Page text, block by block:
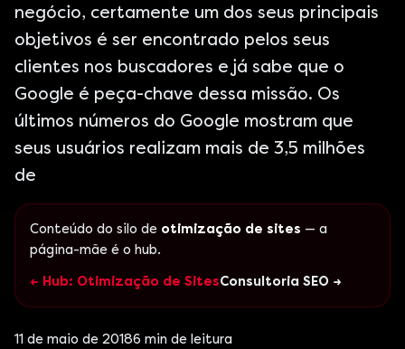
negócio, certamente um dos seus principais
objetivos é ser encontrado pelos seus
clientes nos buscadores e já sabe que o
Google é peça-chave dessa missão. Os
últimos números do Google mostram que
seus usuários realizam mais de 3,5 milhões
de
Conteúdo do silo de otimização de sites — a
página-mãe é o hub.
← Hub: Otimização de SitesConsultoria SEO →
11 de maio de 20186 min de leitura